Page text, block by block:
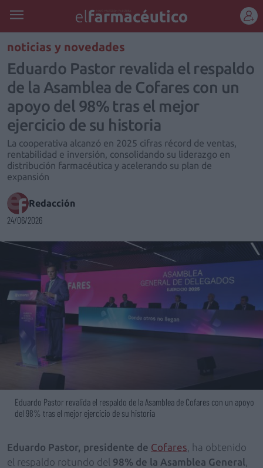
REGÍSTRATE
noticias y novedades
Eduardo Pastor revalida el respaldo
de la Asamblea de Cofares con un
apoyo del 98% tras el mejor
ejercicio de su historia
La cooperativa alcanzó en 2025 cifras récord de ventas,
rentabilidad e inversión, consolidando su liderazgo en
distribución farmacéutica y acelerando su plan de
expansión
Redacción
24/06/2026
Eduardo Pastor revalida el respaldo de la Asamblea de Cofares con un apoyo
del 98% tras el mejor ejercicio de su historia
Eduardo Pastor, presidente de Cofares , ha obtenido
el respaldo rotundo del 98% de la Asamblea General